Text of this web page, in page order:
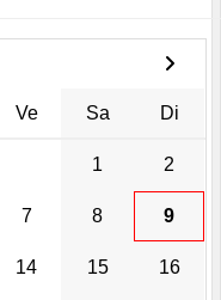
Ve Sa Di
1 2
7 8 9
14 15 16